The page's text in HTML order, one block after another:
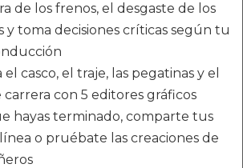
de los frenos, el desgaste de los
y toma decisiones críticas según tu
el casco, el traje, las pegatinas y el
con 5 editores gráficos
hayas terminado, comparte tus
o pruébate las creaciones de